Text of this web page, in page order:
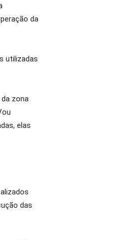
da
utilizadas
zona
elas
das